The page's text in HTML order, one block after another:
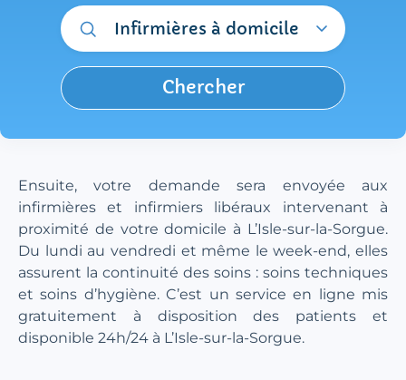
Infirmières à domicile
Chercher
Ensuite, votre demande sera envoyée aux
infirmières et infirmiers libéraux intervenant à
proximité de votre domicile à L’Isle-sur-la-Sorgue.
Du lundi au vendredi et même le week-end, elles
assurent la continuité des soins : soins techniques
et soins d’hygiène. C’est un service en ligne mis
gratuitement à disposition des patients et
disponible 24h/24 à L’Isle-sur-la-Sorgue.